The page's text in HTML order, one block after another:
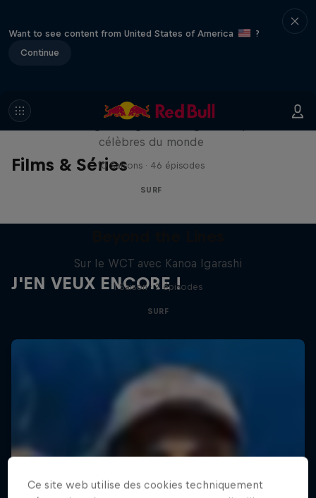
Want to see content from United States of America
?
Continue
Films & Séries
Surf Sessions
célèbres du monde
10 Saisons · 46 épisodes
SURF
J'EN VEUX ENCORE !
Sur le WCT avec Kanoa Igarashi
1 Saison · 2 épisodes
SURF
Ce site web utilise des cookies techniquement